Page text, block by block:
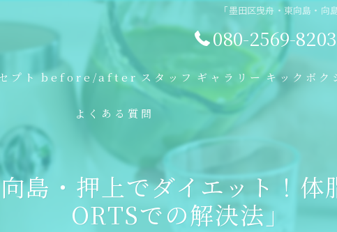
「墨田区曳舟・東向島・向
080-2569-8203
プト before/after スタッフ ギャラリー キックボク
よくある質問
島・押上でダイエット！
ORTSでの解決法」